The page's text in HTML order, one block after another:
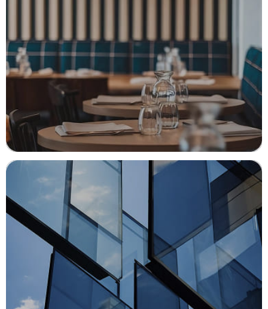
РЕМОНТ КОММЕРЧЕСКИХ
ПОМЕЩЕНИЙ
Преобразим ваше пространство
в процветающий бизнес